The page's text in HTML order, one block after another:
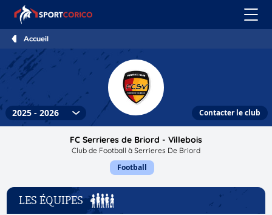
Accueil
Contacter le club
FC Serrieres de Briord - Villebois
Club de Football à Serrieres De Briord
Football
LES ÉQUIPES